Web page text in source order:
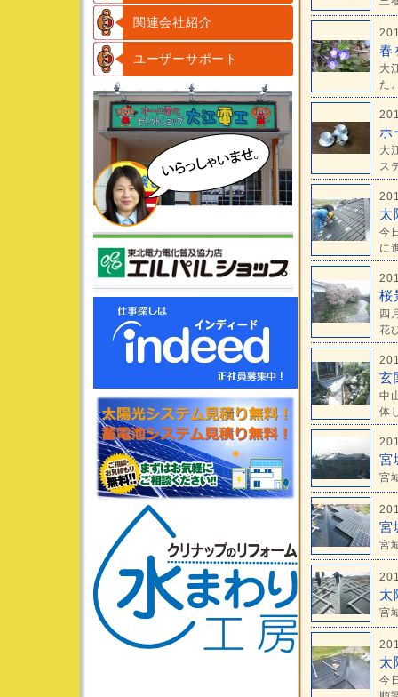
関連会社紹介
ユーザーサポート
春
大
た
ホ
大
ス
太
今
に
桜
四
花
玄
中
体
宮
宮
宮
宮
太
宮
太
今